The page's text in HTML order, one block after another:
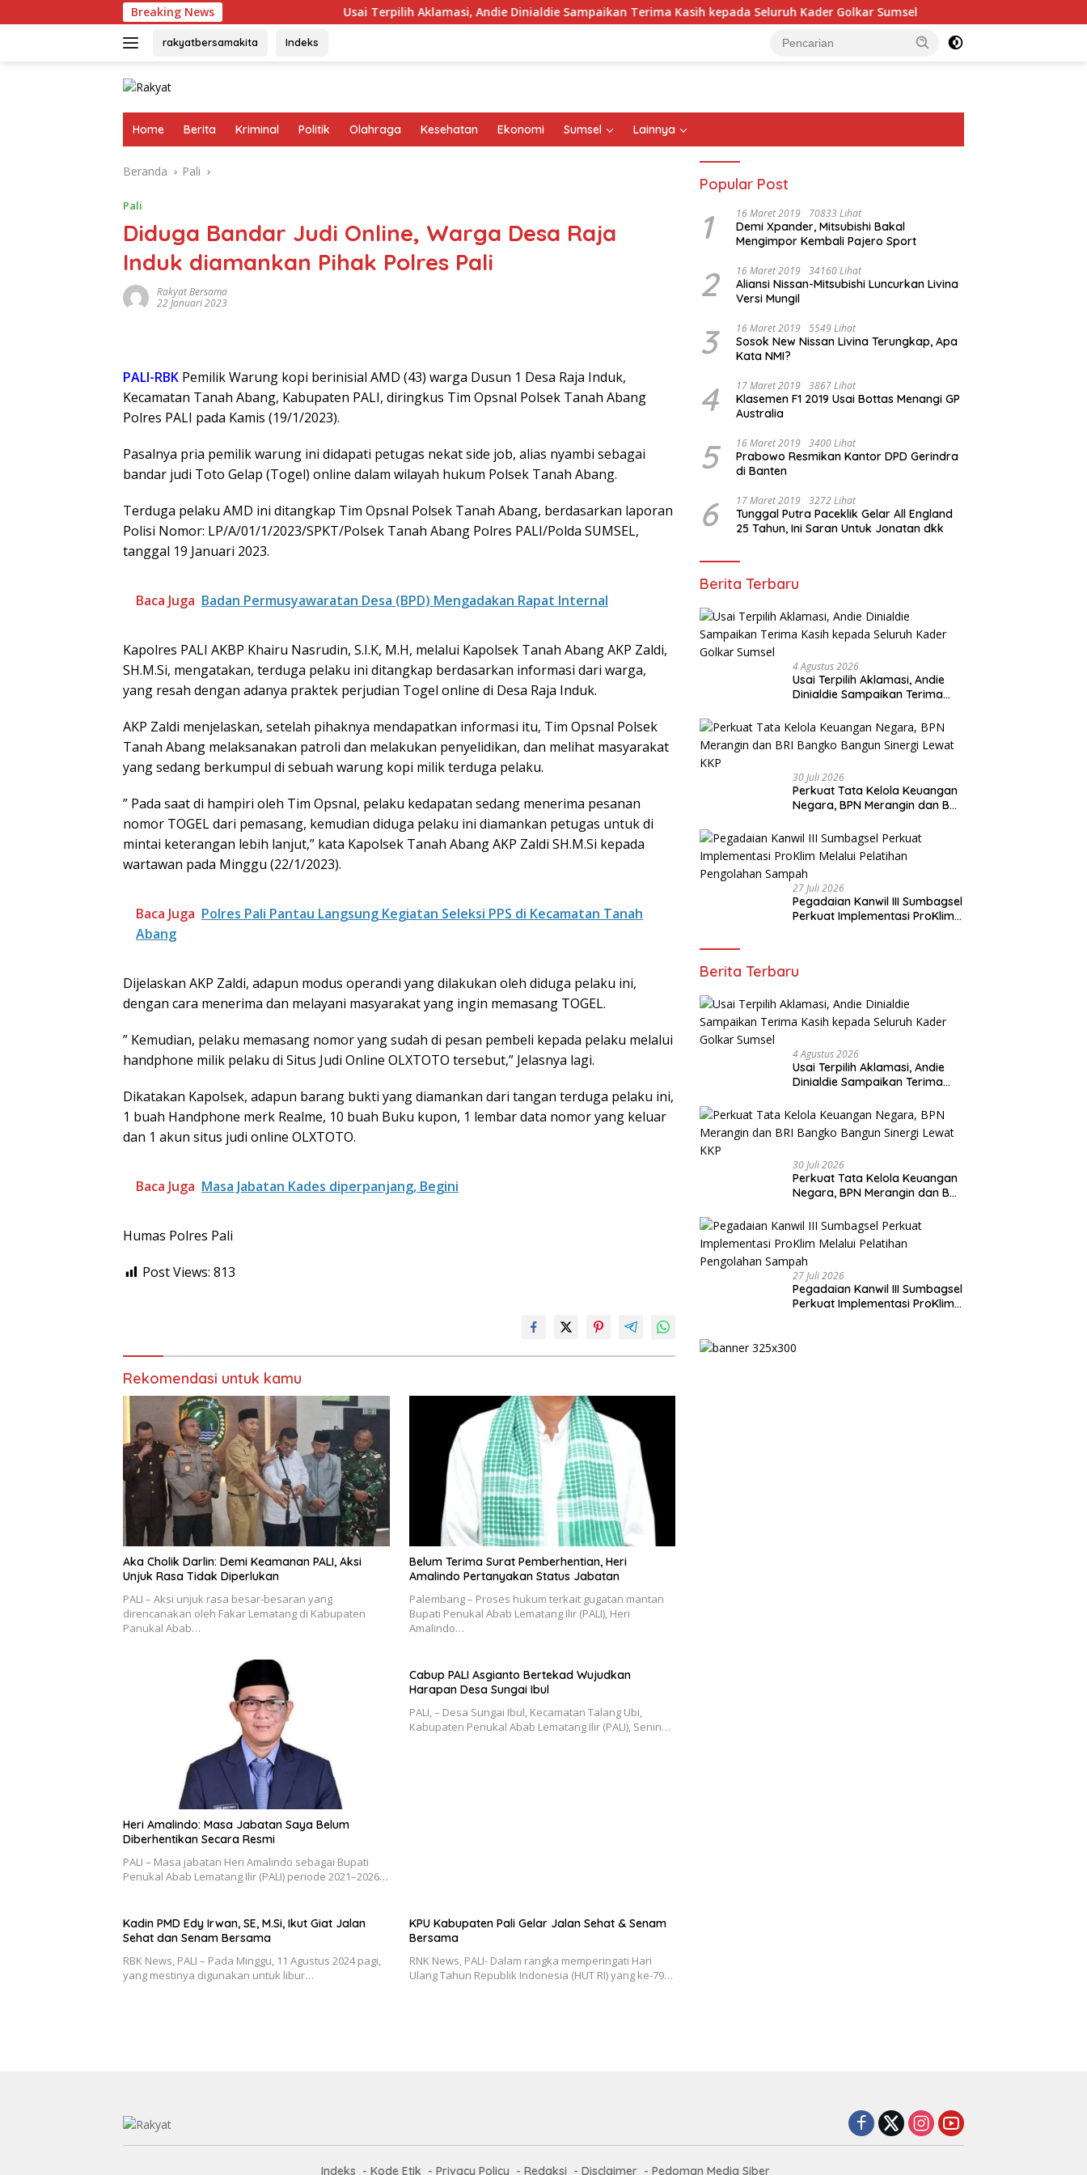
ke
Breaking News Usai Terpilih Aklamasi, Andie Dinialdie Sampaikan Terima Kasih kepada Seluruh Kader Golkar Sumsel Perkuat Tata Kelola Keuangan
rakyatbersamakita Indeks
Home Berita Kriminal Politik Olahraga Kesehatan Ekonomi Sumsel Lainnya
Beranda Pali
Pali
Diduga Bandar Judi Online, Warga Desa Raja
Induk diamankan Pihak Polres Pali
Rakyat Bersama
22 Januari 2023
PALI-RBK Pemilik Warung kopi berinisial AMD (43) warga Dusun 1 Desa Raja Induk,
Kecamatan Tanah Abang, Kabupaten PALI, diringkus Tim Opsnal Polsek Tanah Abang
Polres PALI pada Kamis (19/1/2023).
Pasalnya pria pemilik warung ini didapati petugas nekat side job, alias nyambi sebagai
bandar judi Toto Gelap (Togel) online dalam wilayah hukum Polsek Tanah Abang.
Terduga pelaku AMD ini ditangkap Tim Opsnal Polsek Tanah Abang, berdasarkan laporan
Polisi Nomor: LP/A/01/1/2023/SPKT/Polsek Tanah Abang Polres PALI/Polda SUMSEL,
tanggal 19 Januari 2023.
Baca Juga Badan Permusyawaratan Desa (BPD) Mengadakan Rapat Internal
Kapolres PALI AKBP Khairu Nasrudin, S.I.K, M.H, melalui Kapolsek Tanah Abang AKP Zaldi,
SH.M.Si, mengatakan, terduga pelaku ini ditangkap berdasarkan informasi dari warga,
yang resah dengan adanya praktek perjudian Togel online di Desa Raja Induk.
AKP Zaldi menjelaskan, setelah pihaknya mendapatkan informasi itu, Tim Opsnal Polsek
Tanah Abang melaksanakan patroli dan melakukan penyelidikan, dan melihat masyarakat
yang sedang berkumpul di sebuah warung kopi milik terduga pelaku.
” Pada saat di hampiri oleh Tim Opsnal, pelaku kedapatan sedang menerima pesanan
nomor TOGEL dari pemasang, kemudian diduga pelaku ini diamankan petugas untuk di
mintai keterangan lebih lanjut,” kata Kapolsek Tanah Abang AKP Zaldi SH.M.Si kepada
wartawan pada Minggu (22/1/2023).
Baca Juga Polres Pali Pantau Langsung Kegiatan Seleksi PPS di Kecamatan Tanah
Abang
Dijelaskan AKP Zaldi, adapun modus operandi yang dilakukan oleh diduga pelaku ini,
dengan cara menerima dan melayani masyarakat yang ingin memasang TOGEL.
” Kemudian, pelaku memasang nomor yang sudah di pesan pembeli kepada pelaku melalui
handphone milik pelaku di Situs Judi Online OLXTOTO tersebut,” Jelasnya lagi.
Dikatakan Kapolsek, adapun barang bukti yang diamankan dari tangan terduga pelaku ini,
1 buah Handphone merk Realme, 10 buah Buku kupon, 1 lembar data nomor yang keluar
dan 1 akun situs judi online OLXTOTO.
Baca Juga Masa Jabatan Kades diperpanjang, Begini
Humas Polres Pali
Post Views: 813
Rekomendasi untuk kamu
Aka Cholik Darlin: Demi Keamanan PALI, Aksi
Unjuk Rasa Tidak Diperlukan
PALI – Aksi unjuk rasa besar-besaran yang
direncanakan oleh Fakar Lematang di Kabupaten
Panukal Abab…
Belum Terima Surat Pemberhentian, Heri
Amalindo Pertanyakan Status Jabatan
Palembang – Proses hukum terkait gugatan mantan
Bupati Penukal Abab Lematang Ilir (PALI), Heri
Amalindo…
Heri Amalindo: Masa Jabatan Saya Belum
Diberhentikan Secara Resmi
PALI – Masa jabatan Heri Amalindo sebagai Bupati
Penukal Abab Lematang Ilir (PALI) periode 2021–2026…
Cabup PALI Asgianto Bertekad Wujudkan
Harapan Desa Sungai Ibul
PALI, – Desa Sungai Ibul, Kecamatan Talang Ubi,
Kabupaten Penukal Abab Lematang Ilir (PALI), Senin…
Kadin PMD Edy Irwan, SE, M.Si, Ikut Giat Jalan
Sehat dan Senam Bersama
RBK News, PALI – Pada Minggu, 11 Agustus 2024 pagi,
yang mestinya digunakan untuk libur…
KPU Kabupaten Pali Gelar Jalan Sehat & Senam
Bersama
RNK News, PALI- Dalam rangka memperingati Hari
Ulang Tahun Republik Indonesia (HUT RI) yang ke-79…
Popular Post
1 16 Maret 2019 70833 Lihat
Demi Xpander, Mitsubishi Bakal
Mengimpor Kembali Pajero Sport
2 16 Maret 2019 34160 Lihat
Aliansi Nissan-Mitsubishi Luncurkan Livina
Versi Mungil
3 16 Maret 2019 5549 Lihat
Sosok New Nissan Livina Terungkap, Apa
Kata NMI?
4 17 Maret 2019 3867 Lihat
Klasemen F1 2019 Usai Bottas Menangi GP
Australia
5 16 Maret 2019 3400 Lihat
Prabowo Resmikan Kantor DPD Gerindra
di Banten
6 17 Maret 2019 3272 Lihat
Tunggal Putra Paceklik Gelar All England
25 Tahun, Ini Saran Untuk Jonatan dkk
Berita Terbaru
4 Agustus 2026
Usai Terpilih Aklamasi, Andie
Dinialdie Sampaikan Terima
Golkar Sumsel
30 Juli 2026
Perkuat Tata Kelola Keuangan
Negara, BPN Merangin dan BRI
KKP
27 Juli 2026
Pegadaian Kanwil III Sumbagsel
Perkuat Implementasi ProKlim
Berita Terbaru
4 Agustus 2026
Usai Terpilih Aklamasi, Andie
Dinialdie Sampaikan Terima
Golkar Sumsel
30 Juli 2026
Perkuat Tata Kelola Keuangan
Negara, BPN Merangin dan BRI
KKP
27 Juli 2026
Pegadaian Kanwil III Sumbagsel
Perkuat Implementasi ProKlim
Indeks Kode Etik Privacy Policy Redaksi Disclaimer Pedoman Media Siber